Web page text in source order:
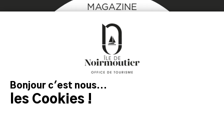
MAGAZINE
Inspirez-vous et
préparez votre séjour
sur l'île de Noirmoutier !
TÉLÉCHARGEZ
TÉLÉCHARGEZ